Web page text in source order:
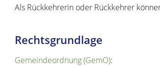
Als Rückkehrerin oder Rückkehrer
Rechtsgrundlage
Gemeindeordnung (GemO):